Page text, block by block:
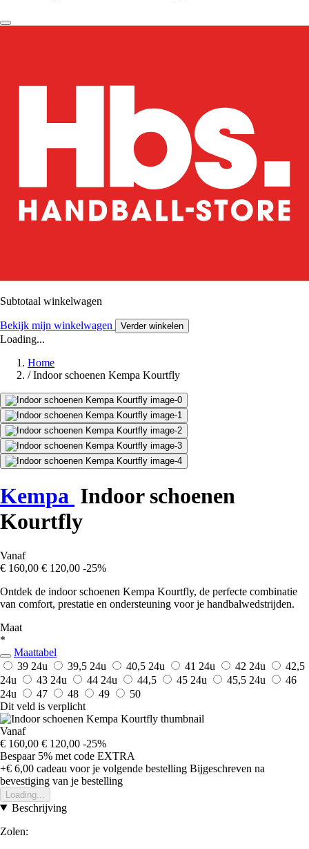
Subtotaal winkelwagen
Bekijk mijn winkelwagen Verder winkelen
Loading...
Home
/ Indoor schoenen Kempa Kourtfly
Kempa Indoor schoenen
Kourtfly
Vanaf
€ 160,00 € 120,00 -25%
Ontdek de indoor schoenen Kempa Kourtfly, de perfecte combinatie
van comfort, prestatie en ondersteuning voor je handbalwedstrijden.
Maat
*
Maattabel
39 24u 39,5 24u 40,5 24u 41 24u 42 24u
42,5
24u
43 24u 44 24u 44,5 45 24u 45,5 24u
46
24u
47 48 49
50
Dit veld is verplicht
Vanaf
€ 160,00 € 120,00 -25%
Bespaar 5% met code EXTRA
+€ 6,00 cadeau voor je volgende bestelling Bijgeschreven na
bevestiging van je bestelling
Loading...
Beschrijving
Zolen: